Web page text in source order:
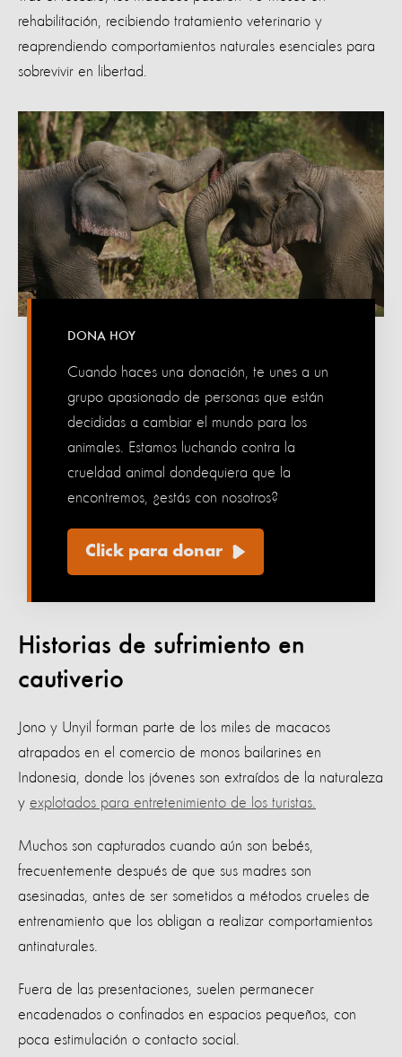
rehabilitación, recibiendo tratamiento veterinario y
reaprendiendo comportamientos naturales esenciales para
sobrevivir en libertad.
DONA HOY
Cuando haces una donación, te unes a un
grupo apasionado de personas que están
decididas a cambiar el mundo para los
animales. Estamos luchando contra la
crueldad animal dondequiera que la
encontremos, ¿estás con nosotros?
Click para donar
Historias de sufrimiento en
cautiverio
Jono y Unyil forman parte de los miles de macacos
atrapados en el comercio de monos bailarines en
Indonesia, donde los jóvenes son extraídos de la naturaleza
y explotados para entretenimiento de los turistas.
Muchos son capturados cuando aún son bebés,
frecuentemente después de que sus madres son
asesinadas, antes de ser sometidos a métodos crueles de
entrenamiento que los obligan a realizar comportamientos
antinaturales.
Fuera de las presentaciones, suelen permanecer
encadenados o confinados en espacios pequeños, con
poca estimulación o contacto social.